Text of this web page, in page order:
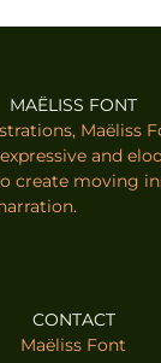
MAËLISS FONT
Maëliss
and
create moving
CONTACT
Maëliss Font